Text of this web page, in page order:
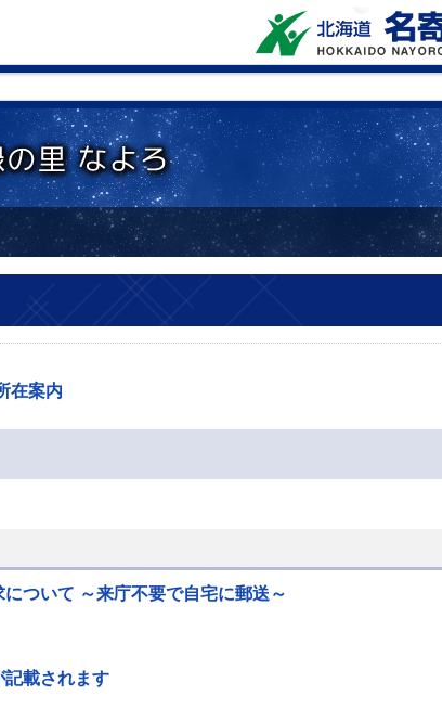
在案内
ついて ～来庁不要で自宅に郵送～
記載されます